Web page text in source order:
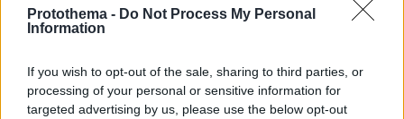
Protothema - Do Not Process My Personal
Information
If you wish to opt-out of the sale, sharing to third parties, or
processing of your personal or sensitive information for
targeted advertising by us, please use the below opt-out
δεν ήταν αρκετά για να σταματήσουν την απειλή
Η Σύμη της αρχοντιάς και του φυσικού πλούτου
πριν 16 λεπτά